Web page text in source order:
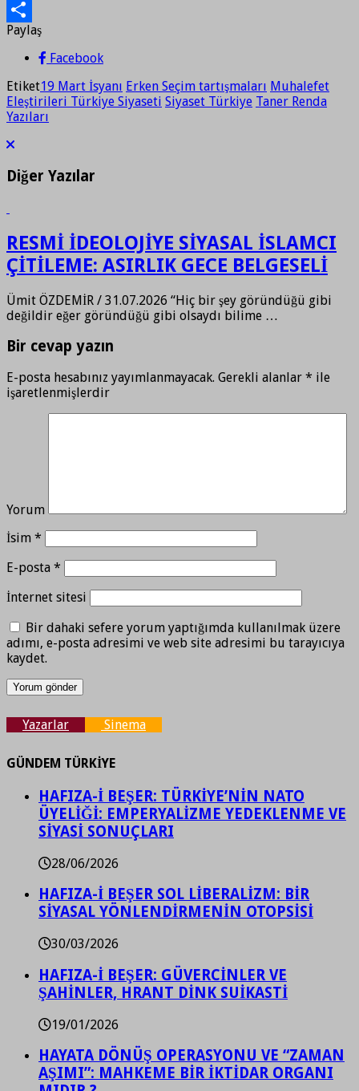
WhatsApp
Paylaş
Paylaş
Facebook
Etiket19 Mart İsyanı Erken Seçim tartışmaları Muhalefet
Eleştirileri Türkiye Siyaseti Siyaset Türkiye Taner Renda
Yazıları
Diğer Yazılar
RESMİ İDEOLOJİYE SİYASAL İSLAMCI
ÇİTİLEME: ASIRLIK GECE BELGESELİ
Ümit ÖZDEMİR / 31.07.2026 “Hiç bir şey göründüğü gibi
değildir eğer göründüğü gibi olsaydı bilime …
Bir cevap yazın
E-posta hesabınız yayımlanmayacak. Gerekli alanlar * ile
işaretlenmişlerdir
Yorum
İsim *
E-posta *
İnternet sitesi
Bir dahaki sefere yorum yaptığımda kullanılmak üzere
adımı, e-posta adresimi ve web site adresimi bu tarayıcıya
kaydet.
Yazarlar Sinema
GÜNDEM TÜRKİYE
HAFIZA-İ BEŞER: TÜRKİYE’NİN NATO
ÜYELİĞİ: EMPERYALİZME YEDEKLENME VE
SİYASİ SONUÇLARI
28/06/2026
HAFIZA-İ BEŞER SOL LİBERALİZM: BİR
SİYASAL YÖNLENDİRMENİN OTOPSİSİ
30/03/2026
HAFIZA-İ BEŞER: GÜVERCİNLER VE
ŞAHİNLER, HRANT DİNK SUİKASTİ
19/01/2026
HAYATA DÖNÜŞ OPERASYONU VE “ZAMAN
AŞIMI”: MAHKEME BİR İKTİDAR ORGANI